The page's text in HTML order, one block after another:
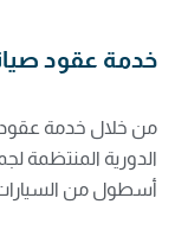
خدمة عقود
من خلال خدمة عقود
الدورية المنتظمة
أسطول من السيارات